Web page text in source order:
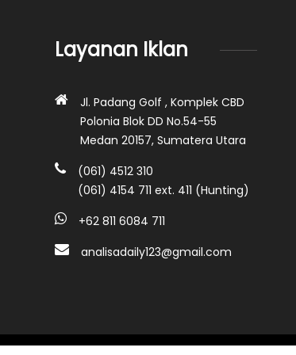
Layanan Iklan
Jl. Padang Golf , Komplek CBD
Polonia Blok DD No.54-55
Medan 20157, Sumatera Utara
(061) 4512 310
(061) 4154 711 ext. 411 (Hunting)
+62 811 6084 711
analisadaily123@gmail.com